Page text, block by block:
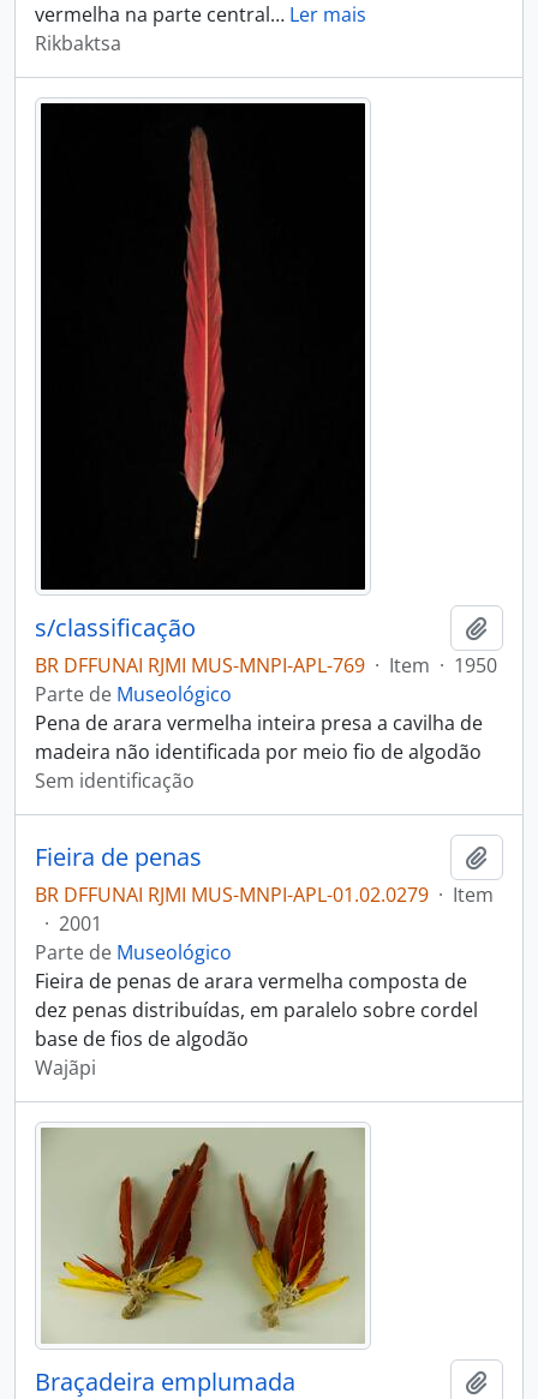
vermelha na parte central… Ler mais
Rikbaktsa
s/classificação
BR DFFUNAI RJMI MUS-MNPI-APL-769 · Item · 1950
Parte de Museológico
Pena de arara vermelha inteira presa a cavilha de
madeira não identificada por meio fio de algodão
Sem identificação
Fieira de penas
BR DFFUNAI RJMI MUS-MNPI-APL-01.02.0279 · Item
· 2001
Parte de Museológico
Fieira de penas de arara vermelha composta de
dez penas distribuídas, em paralelo sobre cordel
base de fios de algodão
Wajãpi
Braçadeira emplumada